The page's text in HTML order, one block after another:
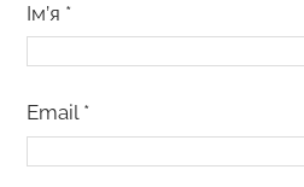
Ім’я *
Email *